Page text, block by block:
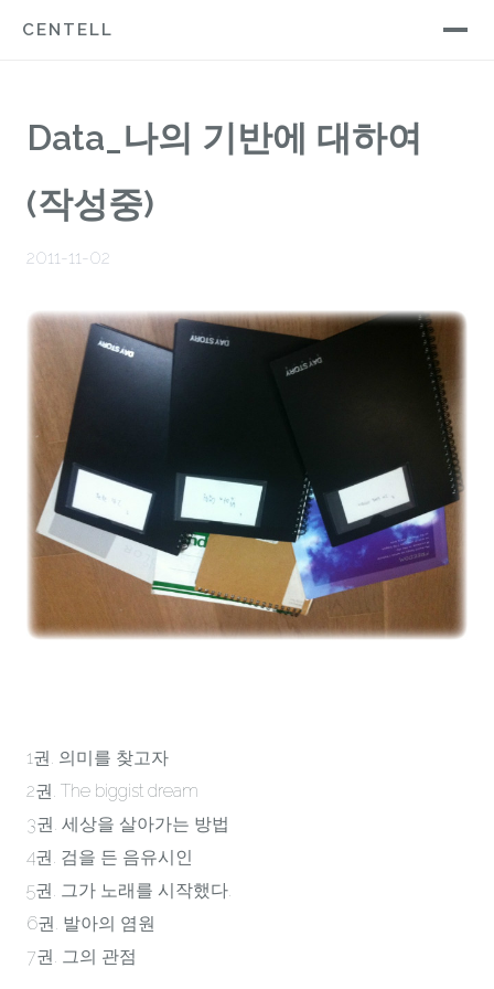
CENTELL
Data_나의 기반에 대하여
(작성중)
2011-11-02
1권. 의미를 찾고자
2권. The biggist dream
3권. 세상을 살아가는 방법
4권. 검을 든 음유시인
5권. 그가 노래를 시작했다.
6권. 발아의 염원
7권. 그의 관점